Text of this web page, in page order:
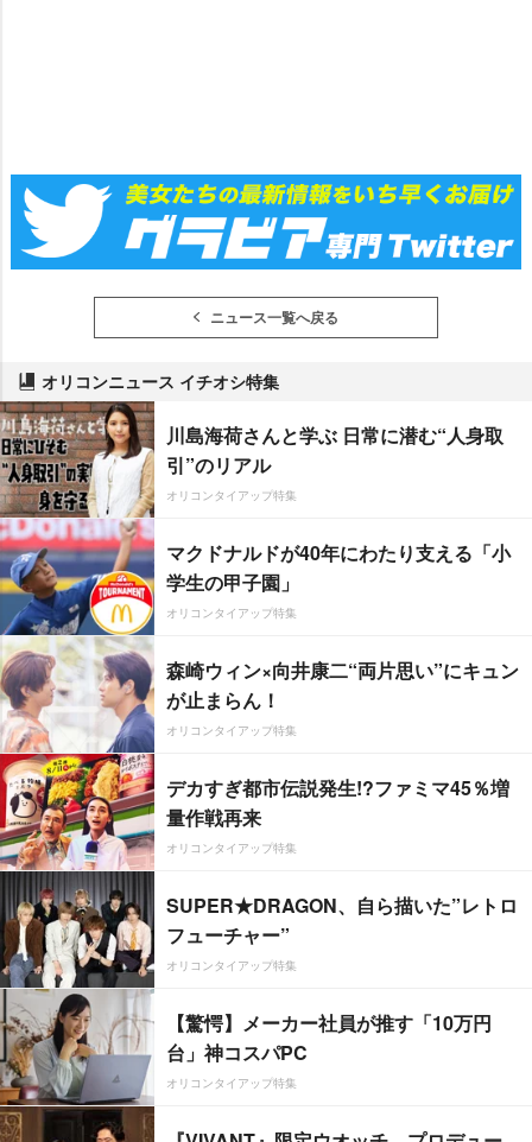
ニュース一覧へ戻る
オリコンニュース イチオシ特集
川島海荷さんと学ぶ 日常に潜む“人身取
引”のリアル
オリコンタイアップ特集
マクドナルドが40年にわたり支える「小
学生の甲子園」
オリコンタイアップ特集
森崎ウィン×向井康二“両片思い”にキュン
が止まらん！
オリコンタイアップ特集
デカすぎ都市伝説発生!?ファミマ45％増
量作戦再来
オリコンタイアップ特集
SUPER★DRAGON、自ら描いた”レトロ
フューチャー”
オリコンタイアップ特集
【驚愕】メーカー社員が推す「10万円
台」神コスパPC
オリコンタイアップ特集